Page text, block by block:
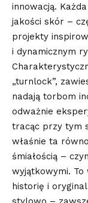
innowacją.
jakości skór –
projekty
i dynamicznym
„turnlock”,
nadają torbom
odważnie
tracąc przy tym
właśnie ta
śmiałością –
wyjątkowymi. To
historię i